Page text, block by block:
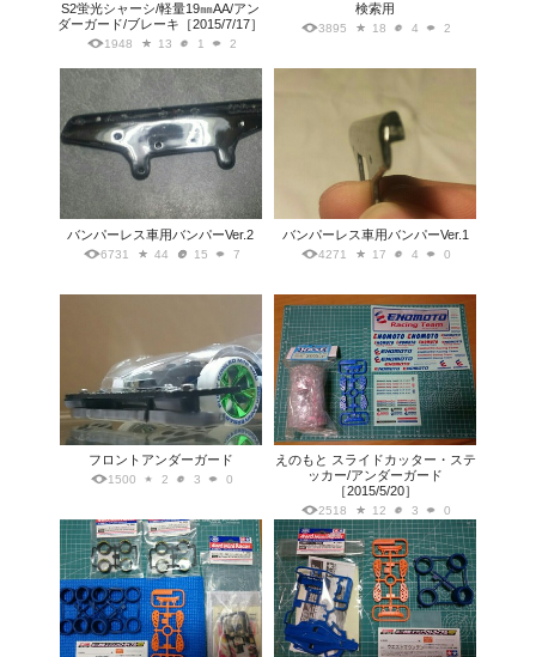
S2蛍光シャーシ/軽量19㎜AA/アン
ダーガード/ブレーキ［2015/7/17］
1948 13 1 2
検索用
3895 18 4 2
バンパーレス車用バンパーVer.2
6731 44 15 7
バンパーレス車用バンパーVer.1
4271 17 4 0
フロントアンダーガード
1500 2 3 0
えのもと スライドカッター・ステ
ッカー/アンダーガード
［2015/5/20］
2518 12 3 0